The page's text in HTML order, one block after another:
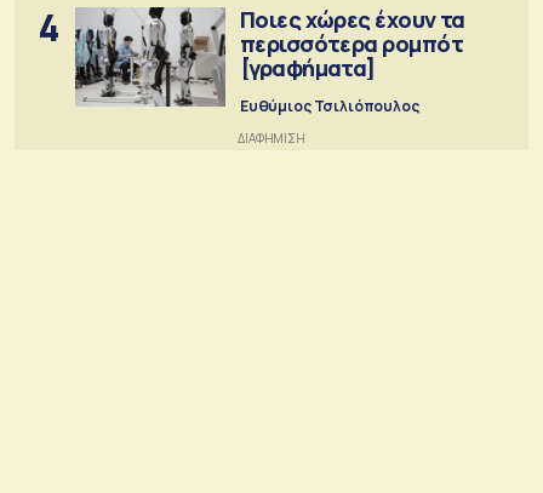
4
Ποιες χώρες έχουν τα
περισσότερα ρομπότ
[γραφήματα]
Ευθύμιος Τσιλιόπουλος